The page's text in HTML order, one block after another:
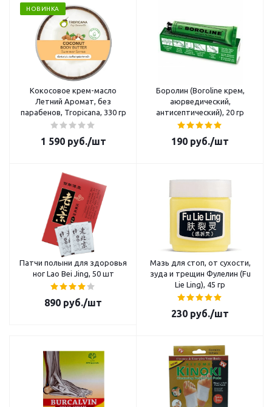
НОВИНКА
Кокосовое крем-масло
Летний Аромат, без
парабенов, Tropicana, 330 гр
1 590руб./шт
Боролин (Boroline крем,
аюрведический,
антисептический), 20 гр
190 руб./шт
Патчи полыни для здоровья
ног Lao Bei Jing, 50 шт
890 руб./шт
Мазь для стоп, от сухости,
зуда и трещин Фулелин (Fu
Lie Ling), 45 гр
230 руб./шт